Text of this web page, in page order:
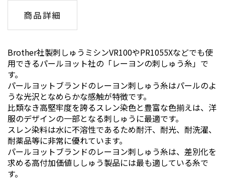
商品詳細
Brother社製刺しゅうミシンVR100やPR1055Xなどでも使
用できるパールヨット社の「レーヨンの刺しゅう糸」で
す。
パールヨットブランドのレーヨン刺しゅう糸はパールのよ
うな光沢となめらかな感触が特徴です。
比類なき高堅牢度を誇るスレン染色と豊富な色揃えは、洋
服のデザインの一部となる刺しゅうに最適です。
スレン染料は水に不溶性であるため耐汗、耐光、耐洗濯、
耐薬品等に非常に優れています。
パールヨットブランドのレーヨン刺しゅう糸は、差別化を
求める高付加価値ししゅう製品には最も適している糸で
す。